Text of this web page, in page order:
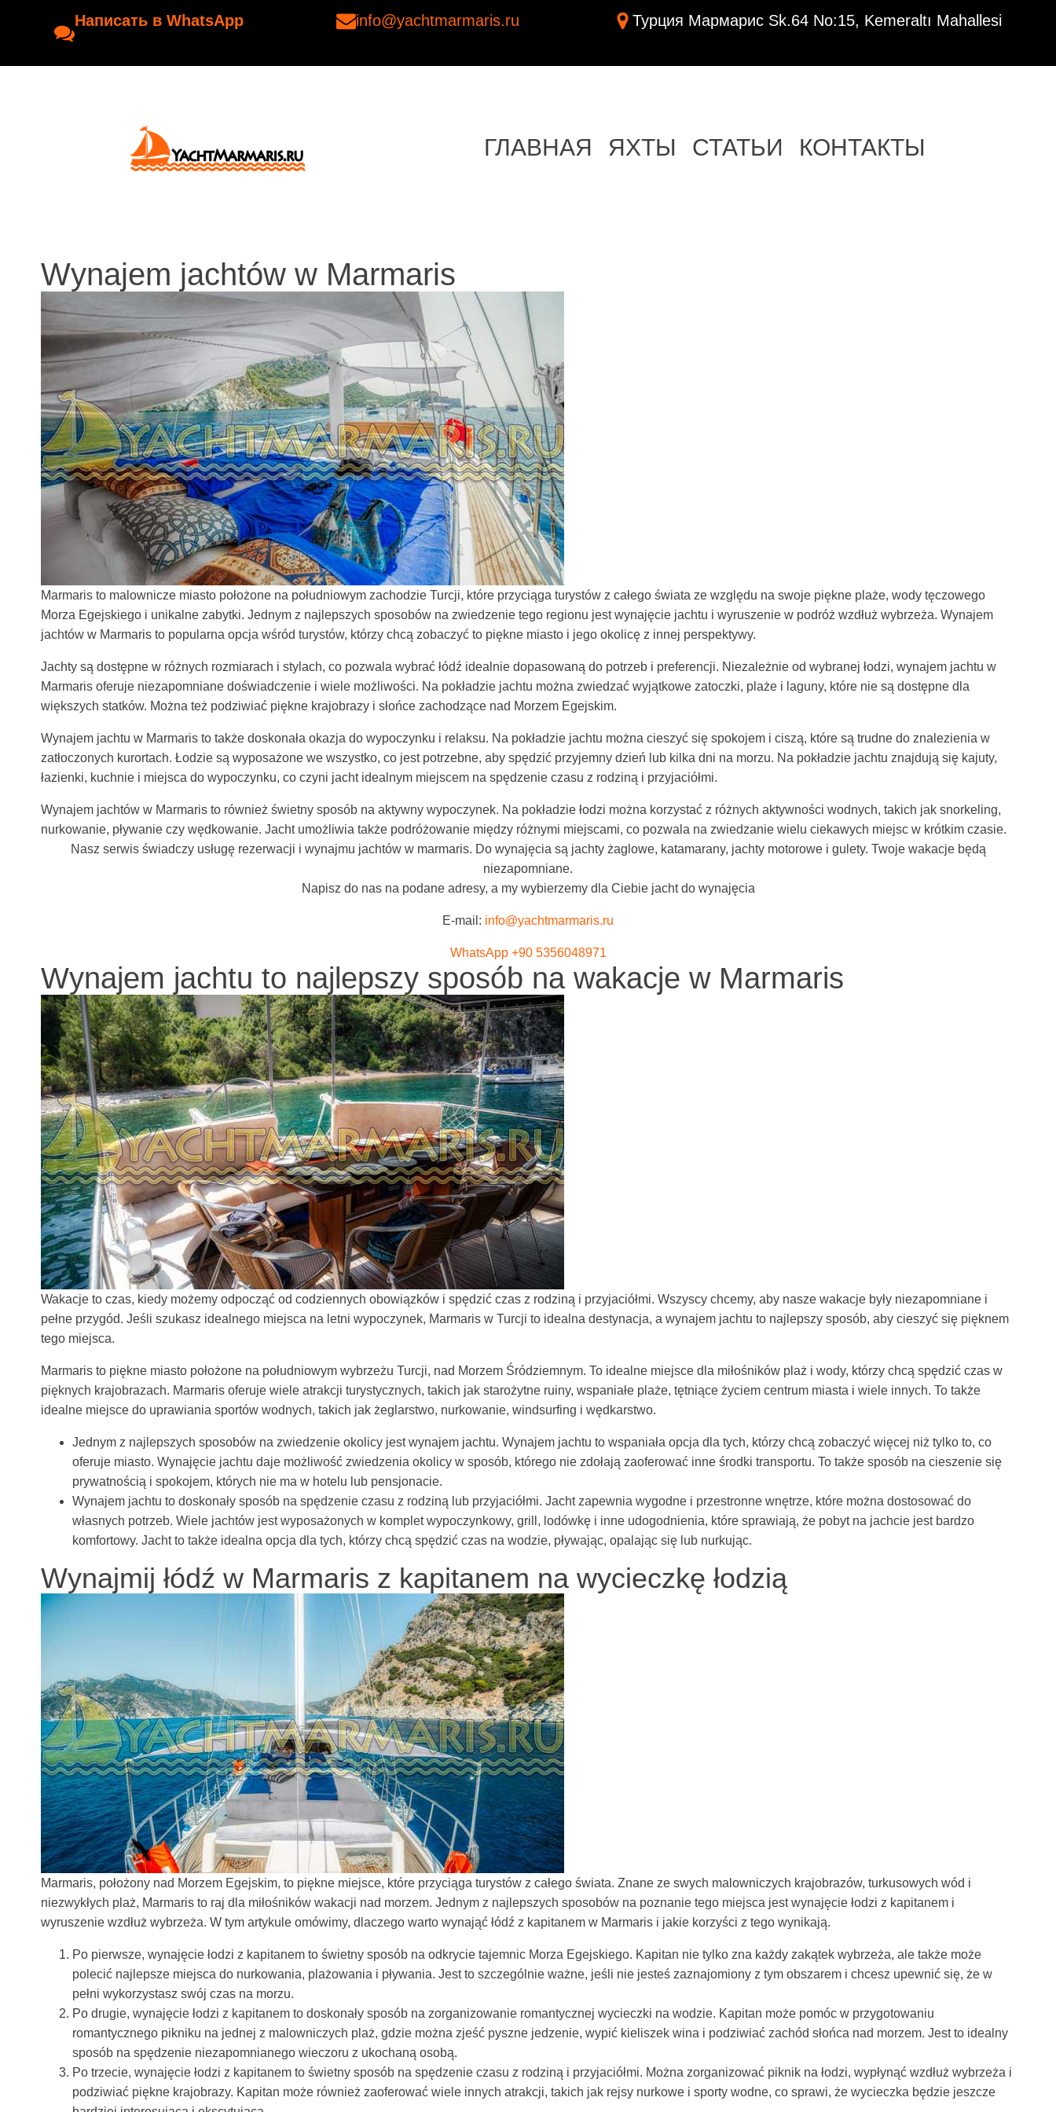
Написать в WhatsApp info@yachtmarmaris.ru Турция Мармарис Sk.64 No:15, Kemeraltı Mahallesi
ГЛАВНАЯ ЯХТЫ СТАТЬИ КОНТАКТЫ
Wynajem jachtów w Marmaris
Marmaris to malownicze miasto położone na południowym zachodzie Turcji, które przyciąga turystów z całego świata ze względu na swoje piękne plaże, wody tęczowego
Morza Egejskiego i unikalne zabytki. Jednym z najlepszych sposobów na zwiedzenie tego regionu jest wynajęcie jachtu i wyruszenie w podróż wzdłuż wybrzeża. Wynajem
jachtów w Marmaris to popularna opcja wśród turystów, którzy chcą zobaczyć to piękne miasto i jego okolicę z innej perspektywy.
Jachty są dostępne w różnych rozmiarach i stylach, co pozwala wybrać łódź idealnie dopasowaną do potrzeb i preferencji. Niezależnie od wybranej łodzi, wynajem jachtu w
Marmaris oferuje niezapomniane doświadczenie i wiele możliwości. Na pokładzie jachtu można zwiedzać wyjątkowe zatoczki, plaże i laguny, które nie są dostępne dla
większych statków. Można też podziwiać piękne krajobrazy i słońce zachodzące nad Morzem Egejskim.
Wynajem jachtu w Marmaris to także doskonała okazja do wypoczynku i relaksu. Na pokładzie jachtu można cieszyć się spokojem i ciszą, które są trudne do znalezienia w
zatłoczonych kurortach. Łodzie są wyposażone we wszystko, co jest potrzebne, aby spędzić przyjemny dzień lub kilka dni na morzu. Na pokładzie jachtu znajdują się kajuty,
łazienki, kuchnie i miejsca do wypoczynku, co czyni jacht idealnym miejscem na spędzenie czasu z rodziną i przyjaciółmi.
Wynajem jachtów w Marmaris to również świetny sposób na aktywny wypoczynek. Na pokładzie łodzi można korzystać z różnych aktywności wodnych, takich jak snorkeling,
nurkowanie, pływanie czy wędkowanie. Jacht umożliwia także podróżowanie między różnymi miejscami, co pozwala na zwiedzanie wielu ciekawych miejsc w krótkim czasie.
Nasz serwis świadczy usługę rezerwacji i wynajmu jachtów w marmaris. Do wynajęcia są jachty żaglowe, katamarany, jachty motorowe i gulety. Twoje wakacje będą
niezapomniane.
Napisz do nas na podane adresy, a my wybierzemy dla Ciebie jacht do wynajęcia
E-mail: info@yachtmarmaris.ru
WhatsApp +90 5356048971
Wynajem jachtu to najlepszy sposób na wakacje w Marmaris
Wakacje to czas, kiedy możemy odpocząć od codziennych obowiązków i spędzić czas z rodziną i przyjaciółmi. Wszyscy chcemy, aby nasze wakacje były niezapomniane i
pełne przygód. Jeśli szukasz idealnego miejsca na letni wypoczynek, Marmaris w Turcji to idealna destynacja, a wynajem jachtu to najlepszy sposób, aby cieszyć się pięknem
tego miejsca.
Marmaris to piękne miasto położone na południowym wybrzeżu Turcji, nad Morzem Śródziemnym. To idealne miejsce dla miłośników plaż i wody, którzy chcą spędzić czas w
pięknych krajobrazach. Marmaris oferuje wiele atrakcji turystycznych, takich jak starożytne ruiny, wspaniałe plaże, tętniące życiem centrum miasta i wiele innych. To także
idealne miejsce do uprawiania sportów wodnych, takich jak żeglarstwo, nurkowanie, windsurfing i wędkarstwo.
Jednym z najlepszych sposobów na zwiedzenie okolicy jest wynajem jachtu. Wynajem jachtu to wspaniała opcja dla tych, którzy chcą zobaczyć więcej niż tylko to, co
oferuje miasto. Wynajęcie jachtu daje możliwość zwiedzenia okolicy w sposób, którego nie zdołają zaoferować inne środki transportu. To także sposób na cieszenie się
prywatnością i spokojem, których nie ma w hotelu lub pensjonacie.
Wynajem jachtu to doskonały sposób na spędzenie czasu z rodziną lub przyjaciółmi. Jacht zapewnia wygodne i przestronne wnętrze, które można dostosować do
własnych potrzeb. Wiele jachtów jest wyposażonych w komplet wypoczynkowy, grill, lodówkę i inne udogodnienia, które sprawiają, że pobyt na jachcie jest bardzo
komfortowy. Jacht to także idealna opcja dla tych, którzy chcą spędzić czas na wodzie, pływając, opalając się lub nurkując.
Wynajmij łódź w Marmaris z kapitanem na wycieczkę łodzią
Marmaris, położony nad Morzem Egejskim, to piękne miejsce, które przyciąga turystów z całego świata. Znane ze swych malowniczych krajobrazów, turkusowych wód i
niezwykłych plaż, Marmaris to raj dla miłośników wakacji nad morzem. Jednym z najlepszych sposobów na poznanie tego miejsca jest wynajęcie łodzi z kapitanem i
wyruszenie wzdłuż wybrzeża. W tym artykule omówimy, dlaczego warto wynająć łódź z kapitanem w Marmaris i jakie korzyści z tego wynikają.
Po pierwsze, wynajęcie łodzi z kapitanem to świetny sposób na odkrycie tajemnic Morza Egejskiego. Kapitan nie tylko zna każdy zakątek wybrzeża, ale także może
polecić najlepsze miejsca do nurkowania, plażowania i pływania. Jest to szczególnie ważne, jeśli nie jesteś zaznajomiony z tym obszarem i chcesz upewnić się, że w
pełni wykorzystasz swój czas na morzu.
Po drugie, wynajęcie łodzi z kapitanem to doskonały sposób na zorganizowanie romantycznej wycieczki na wodzie. Kapitan może pomóc w przygotowaniu
romantycznego pikniku na jednej z malowniczych plaż, gdzie można zjeść pyszne jedzenie, wypić kieliszek wina i podziwiać zachód słońca nad morzem. Jest to idealny
sposób na spędzenie niezapomnianego wieczoru z ukochaną osobą.
Po trzecie, wynajęcie łodzi z kapitanem to świetny sposób na spędzenie czasu z rodziną i przyjaciółmi. Można zorganizować piknik na łodzi, wypłynąć wzdłuż wybrzeża i
podziwiać piękne krajobrazy. Kapitan może również zaoferować wiele innych atrakcji, takich jak rejsy nurkowe i sporty wodne, co sprawi, że wycieczka będzie jeszcze